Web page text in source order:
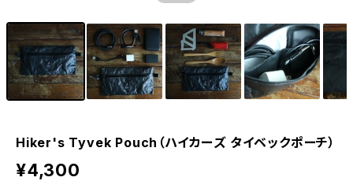
Hiker's Tyvek Pouch（ハイカーズ タイベックポーチ）
¥4,300